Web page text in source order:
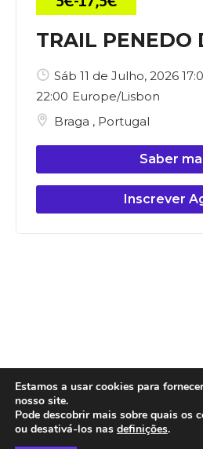
TRAIL PENEDO
Braga , Portugal
Sáb 11 de Julho, 2026
22:00 Europe/Lisbon
Saber
Inscrever
Estamos a usar cookies para
nosso site.
Pode descobrir mais sobre quais os
ou desativá-los nas definições.